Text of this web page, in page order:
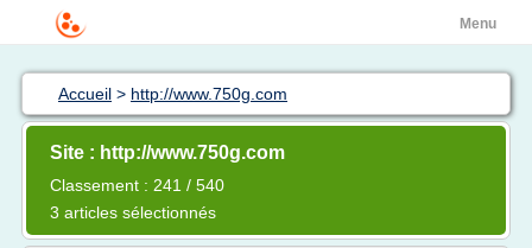
Menu
Accueil > http://www.750g.com
Site : http://www.750g.com
Classement : 241 / 540
3 articles sélectionnés